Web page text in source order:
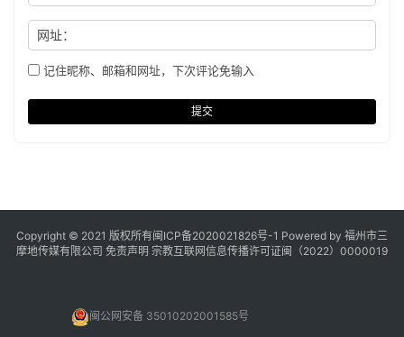
网址：
记住昵称、邮箱和网址，下次评论免输入
提交
Copyright © 2021 版权所有闽ICP备2020021826号-1 Powered by 福州市三
摩地传媒有限公司 免责声明 宗教互联网信息传播许可证闽（2022）0000019
闽公网安备 35010202001585号